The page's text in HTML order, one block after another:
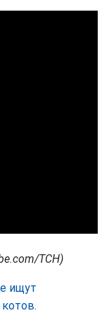
ТСН)
ищут